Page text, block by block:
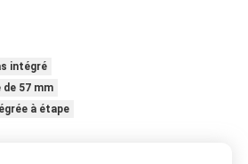
intégré
57 mm
à étape